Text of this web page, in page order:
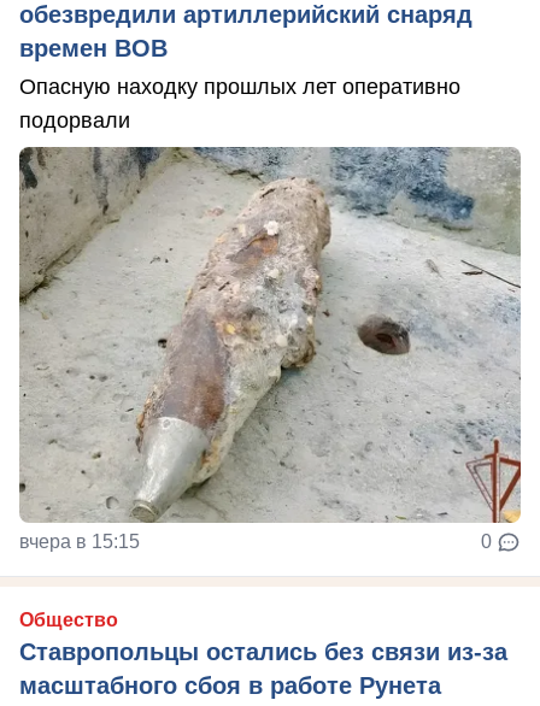
обезвредили артиллерийский снаряд
времен ВОВ
Опасную находку прошлых лет оперативно
подорвали
вчера в 15:15 0
Общество
Ставропольцы остались без связи из-за
масштабного сбоя в работе Рунета